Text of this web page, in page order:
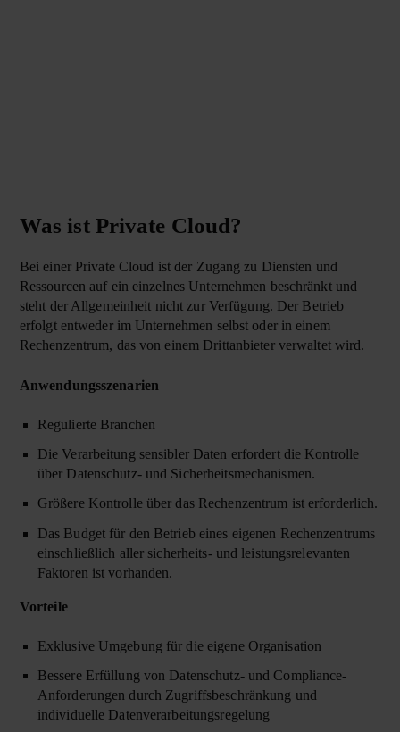
Was ist Private Cloud?
Bei einer Private Cloud ist der Zugang zu Diensten und
Ressourcen auf ein einzelnes Unternehmen beschränkt und
steht der Allgemeinheit nicht zur Verfügung. Der Betrieb
erfolgt entweder im Unternehmen selbst oder in einem
Rechenzentrum, das von einem Drittanbieter verwaltet wird.
Anwendungsszenarien
Regulierte Branchen
Die Verarbeitung sensibler Daten erfordert die Kontrolle
über Datenschutz- und Sicherheitsmechanismen.
Größere Kontrolle über das Rechenzentrum ist erforderlich.
Das Budget für den Betrieb eines eigenen Rechenzentrums
einschließlich aller sicherheits- und leistungsrelevanten
Faktoren ist vorhanden.
Vorteile
Exklusive Umgebung für die eigene Organisation
Bessere Erfüllung von Datenschutz- und Compliance-
Anforderungen durch Zugriffsbeschränkung und
individuelle Datenverarbeitungsregelung